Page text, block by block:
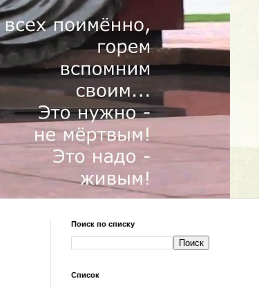
Поиск по списку
Список